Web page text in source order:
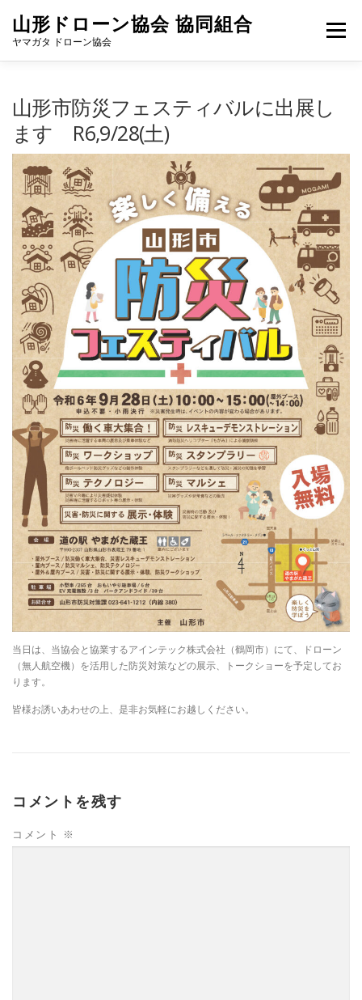
山形ドローン協会 協同組合
ヤマガタ ドローン協会
メニュー
お問合せ
山形市防災フェスティバルに出展し
ます R6,9/28(土)
当日は、当協会と協業するアインテック株式会社（鶴岡市）にて、ドローン
（無人航空機）を活用した防災対策などの展示、トークショーを予定してお
ります。
皆様お誘いあわせの上、是非お気軽にお越しください。
コメントを残す
コメント ※